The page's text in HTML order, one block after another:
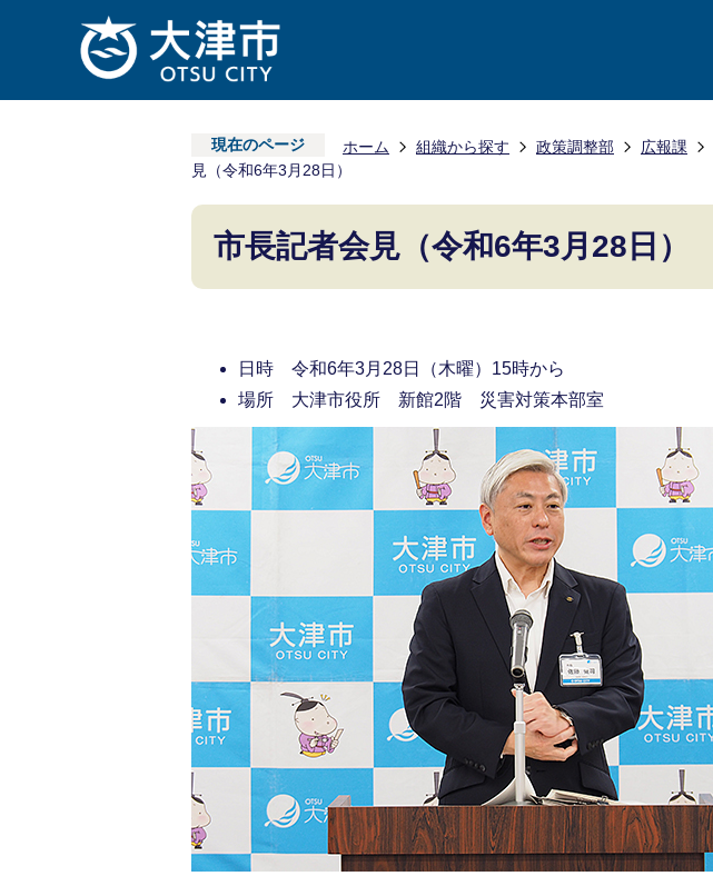
現在のページ ホーム 組織から探す 政策調整部 広報課
見（令和6年3月28日）
市長記者会見（令和6年3月28日）
日時 令和6年3月28日（木曜）15時から
場所 大津市役所 新館2階 災害対策本部室